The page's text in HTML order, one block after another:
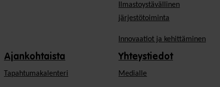
Ilmastoystävällinen
järjestötoiminta
Innovaatiot ja kehittäminen
Ajankohtaista
Tapahtumakalenteri
Yhteystiedot
Medialle